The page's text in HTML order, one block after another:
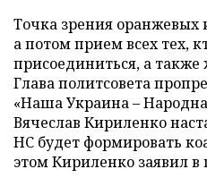
Точка зрения оранжевых
а потом прием всех тех,
присоединиться, а
Глава политсовета
«Наша Украина –
Вячеслав Кириленко
НС будет формировать
этом Кириленко заявил в